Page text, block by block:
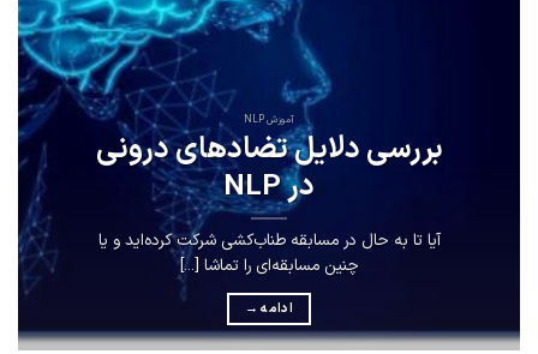
آموزش NLP
بررسی دلایل تضادهای درونی
در NLP
آیا تا به حال در مسابقه طناب‌کشی شرکت کرده‌اید و یا
چنین مسابقه‌ای را تماشا [...]
ادامه →